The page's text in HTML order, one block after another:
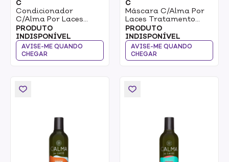
C
Condicionador
C/Alma Por Laces
Alinha & Sela As
Cutículas 300ml
PRODUTO
INDISPONÍVEL
AVISE-ME QUANDO
CHEGAR
C
Máscara C/Alma Por
Laces Tratamento
Intensivo 250ml
PRODUTO
INDISPONÍVEL
AVISE-ME QUANDO
CHEGAR